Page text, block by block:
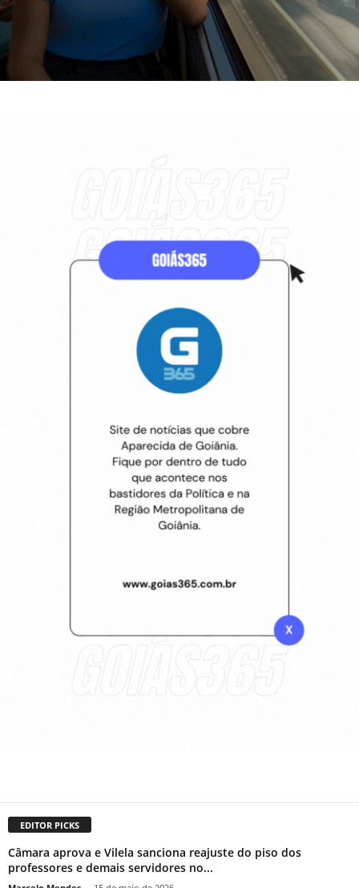
EDITOR PICKS
Câmara aprova e Vilela sanciona reajuste do piso dos
professores e demais servidores no...